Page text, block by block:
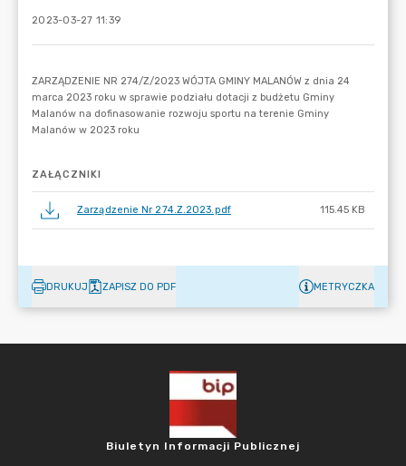
2023-03-27 11:39
ZAŁĄCZNIKI
Zarządzenie Nr 274.Z.2023.pdf 115.45 KB
DRUKUJ ZAPISZ DO PDF METRYCZKA
Biuletyn Informacji Publicznej